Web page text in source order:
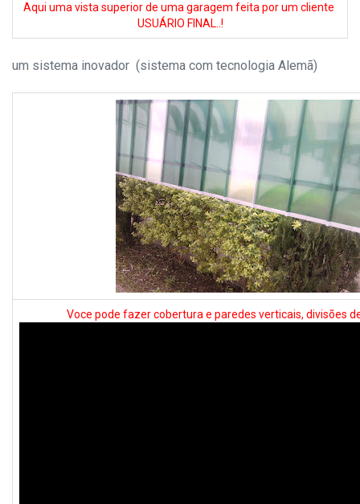
Aqui uma vista superior de uma garagem feita por um cliente
USUÁRIO FINAL..!
um sistema inovador (sistema com tecnologia Alemã)
Voce pode fazer cobertura e paredes verticais, divisões